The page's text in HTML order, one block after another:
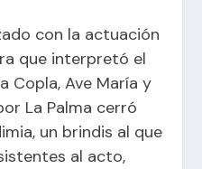
con la actuación
que interpretó el
Copla, Ave María y
La Palma cerró
un brindis al que
al acto,